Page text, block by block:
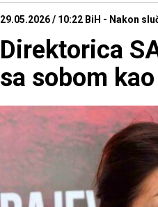
29.05.2026 / 10:22 BiH - Nakon
Direktorica
sa sobom